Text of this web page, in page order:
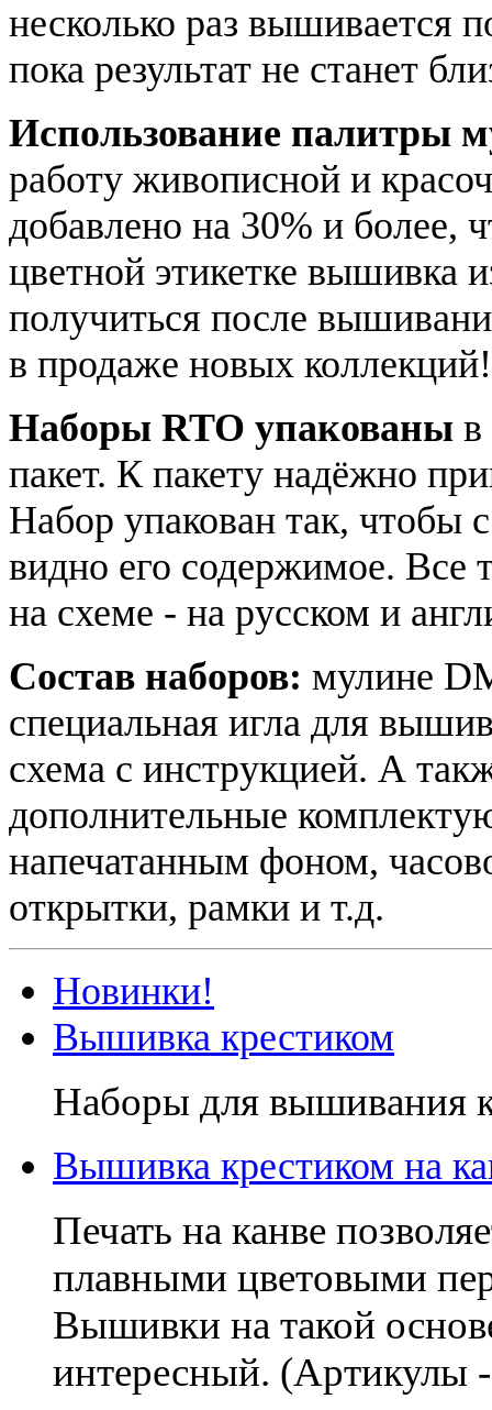
несколько раз вышивается
пока результат не станет
Использование палитры
работу живописной и
добавлено на 30% и более,
цветной этикетке вышивка
получиться после
в продаже новых коллекций!
Наборы RTO упакованы в
пакет. К пакету надёжно
Набор упакован так, чтобы
видно его содержимое. Все
на схеме - на русском и
Состав наборов: мулине
специальная игла для
схема с инструкцией. А
дополнительные
напечатанным фоном,
открытки, рамки и т.д.
Новинки!
Вышивка крестиком
Наборы для вышивания
Вышивка крестиком на
Печать на канве
плавными цветовыми
Вышивки на такой
интересный. (Артикулы